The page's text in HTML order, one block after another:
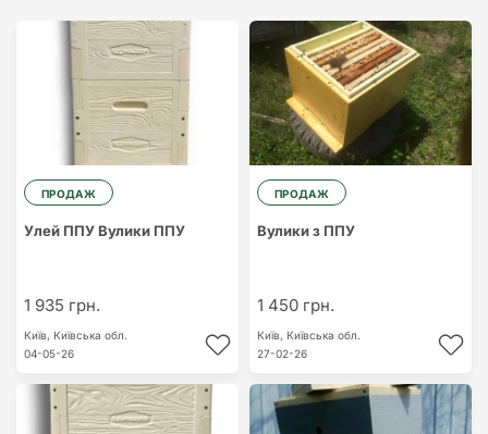
ПРОДАЖ
Улей ППУ Вулики ППУ
1 935 грн.
Київ, Київська обл.
04-05-26
ПРОДАЖ
Вулики з ППУ
1 450 грн.
Київ, Київська обл.
27-02-26